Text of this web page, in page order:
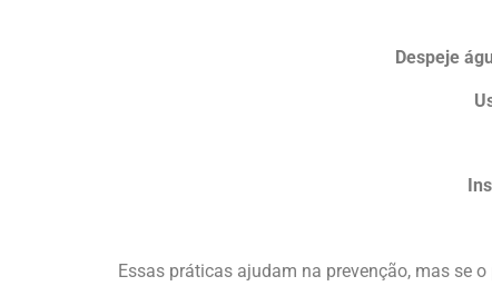
Despeje
Essas práticas ajudam na prevenção, mas se